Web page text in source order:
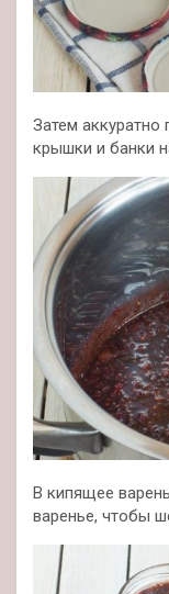
Затем аккуратно
крышки и банки
В кипящее
варенье, чтобы